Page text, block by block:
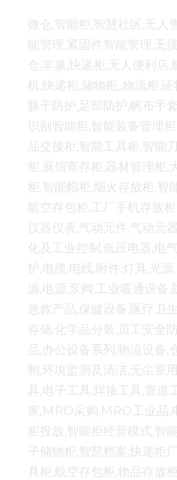
微仓,智能柜,智慧社区,无人
能管理,紧固件智能管理,无
仓,丰巢,快递柜,无人便利店
机,快递柜,储物柜,,物流柜,
躯干防护,足部防护,帆布手
识别智能柜,智能装备管理
品交接柜,智能工具柜,智能
柜,展馆寄存柜,器材管理柜,
柜,智能帽柜,烟火存放柜,智
航空存包柜,工厂手机存放
仪器仪表,气动元件,气动元
化及工业控制,低压电器,电
护,电缆,电线,附件,灯具,光
源,电源,泵阀,工业暖通设备
急救产品,保健设备,医疗卫
存储,化学品分装,员工安全
品,办公设备系列,物流设备,
制,环境监测及清洁,无尘室
具,电子工具,焊接工具,管道
家,MRO采购,MRO工业品,
柜投放,智能柜经营模式,智
子储物柜,智慧档案,快递柜
具柜,航空存包柜,物品存放